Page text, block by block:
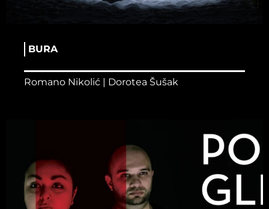
BURA
Romano Nikolić | Dorotea Šušak